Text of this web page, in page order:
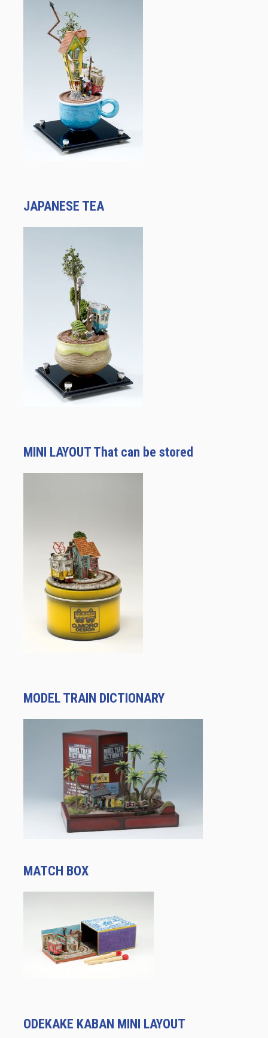
JAPANESE TEA
MINI LAYOUT That can be stored
MODEL TRAIN DICTIONARY
MATCH BOX
ODEKAKE KABAN MINI LAYOUT